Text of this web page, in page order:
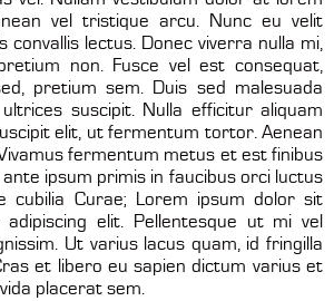
vel tristique arcu. Nunc eu velit
convallis lectus. Donec viverra nulla mi,
non. Fusce vel est consequat,
pretium sem. Duis sed malesuada
suscipit. Nulla efficitur aliquam
elit, ut fermentum tortor. Aenean
fermentum metus et est finibus
ipsum primis in faucibus orci luctus
cubilia Curae; Lorem ipsum dolor sit
elit. Pellentesque ut mi vel
Ut varius lacus quam, id fringilla
et libero eu sapien dictum varius et
placerat sem.